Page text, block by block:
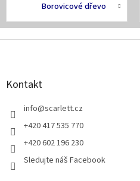
Borovicové dřevo
Z
Kontakt
info@scarlett.cz
+420 417 535 770
+420 602 196 230
Sledujte náš Facebook